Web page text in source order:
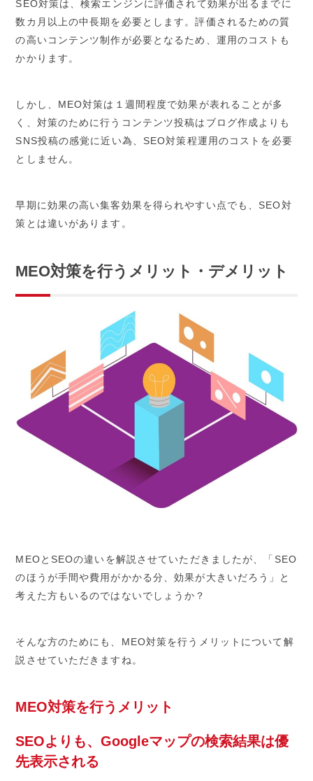
SEO対策は、検索エンジンに評価されて効果が出るまでに
数カ月以上の中長期を必要とします。評価されるための質
の高いコンテンツ制作が必要となるため、運用のコストも
かかります。
しかし、MEO対策は１週間程度で効果が表れることが多
く、対策のために行うコンテンツ投稿はブログ作成よりも
SNS投稿の感覚に近い為、SEO対策程運用のコストを必要
としません。
早期に効果の高い集客効果を得られやすい点でも、SEO対
策とは違いがあります。
MEO対策を行うメリット・デメリット
MEOとSEOの違いを解説させていただきましたが、「SEO
のほうが手間や費用がかかる分、効果が大きいだろう」と
考えた方もいるのではないでしょうか？
そんな方のためにも、MEO対策を行うメリットについて解
説させていただきますね。
MEO対策を行うメリット
SEOよりも、Googleマップの検索結果は優
先表示される